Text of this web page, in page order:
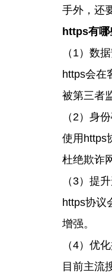
手外，还
https有哪
（ 1）数
https会在
被第三者
（2）身
使用 https
杜绝欺诈
（3）提
https协议
增强。
（4）优
目前主流